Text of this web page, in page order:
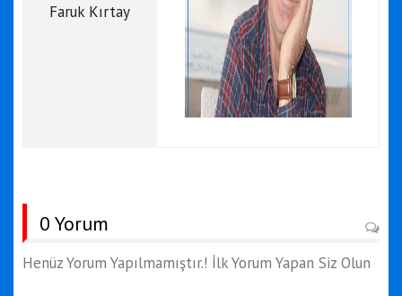
Faruk Kırtay
0 Yorum
Henüz Yorum Yapılmamıştır.! İlk Yorum Yapan Siz Olun